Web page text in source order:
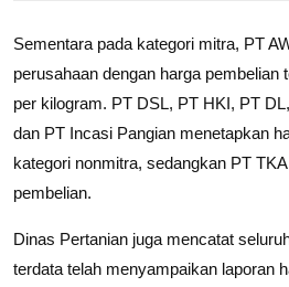
Sementara pada kategori mitra, PT
perusahaan dengan harga pembelian
per kilogram. PT DSL, PT HKI, PT
dan PT Incasi Pangian menetapkan
kategori nonmitra, sedangkan PT
pembelian.
Dinas Pertanian juga mencatat
terdata telah menyampaikan laporan